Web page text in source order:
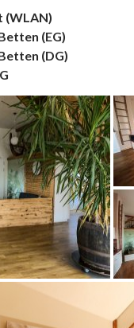
(WLAN)
(EG)
(DG)